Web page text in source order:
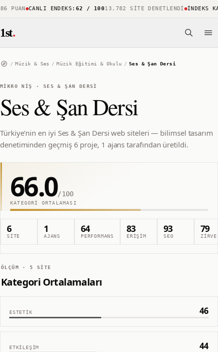
CANLI ENDEKS:62 / 10013.782 SITE DENETLENDI İNDEKS
1st.
/ Müzik & Ses / Müzik Eğitimi & Okulu / Ses & Şan Dersi
MIKRO NIŞ · SES & ŞAN DERSI
Ses & Şan Dersi
Türkiye'nin en iyi Ses & Şan Dersi web siteleri — bilimsel tasarım
denetiminden geçmiş 6 proje, 1 ajans tarafından üretildi.
66.0/100
KATEGORI ORTALAMASI
6
SITE
1
AJANS
64
PERFORMANS
83
ERIŞIM
93
SEO
79
ZIRVE
ÖLÇÜM · 5 SITE
Kategori Ortalamaları
ESTETIK 46
ETKILEŞIM 44